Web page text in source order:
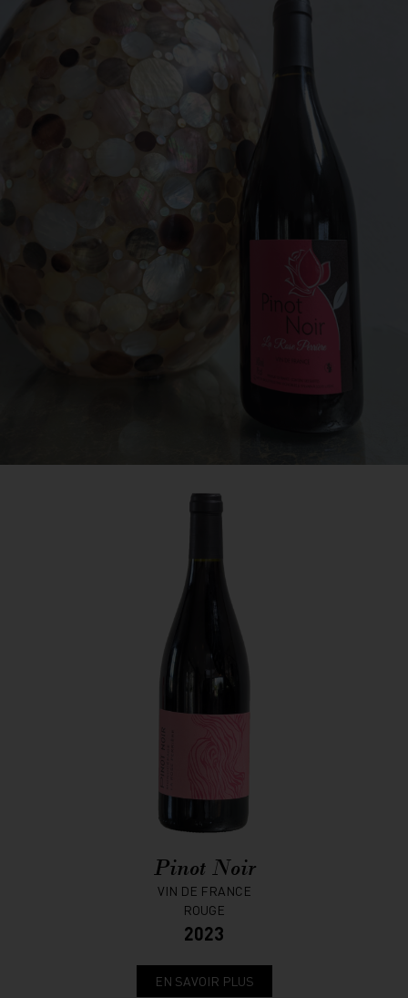
Pinot Noir
VIN DE FRANCE
ROUGE
2023
EN SAVOIR PLUS